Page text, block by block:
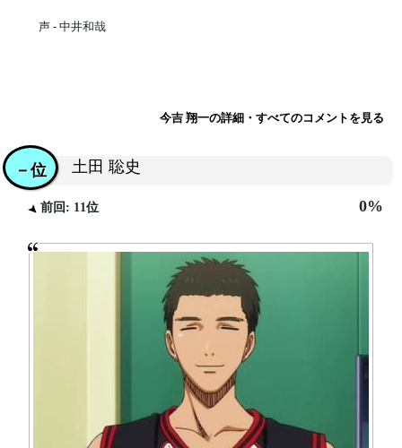
声 - 中井和哉
今吉 翔一の詳細・すべてのコメントを見る
土田 聡史
－位
前回: 11位 0%